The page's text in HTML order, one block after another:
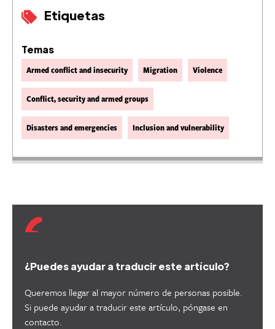
Etiquetas
Temas
Armed conflict and insecurity Migration Violence
Conflict, security and armed groups
Disasters and emergencies Inclusion and vulnerability
¿Puedes ayudar a traducir este artículo?
Queremos llegar al mayor número de personas posible.
Si puede ayudar a traducir este artículo, póngase en
contacto.